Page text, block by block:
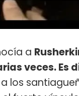
a
veces. Es
los